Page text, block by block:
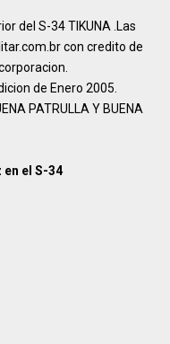
del S-34 TIKUNA .Las
con credito de
de Enero 2005.
PATRULLA Y BUENA
el S-34